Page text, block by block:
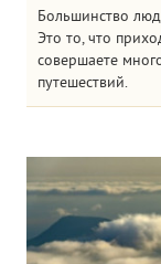
Большинство
Это то, что
совершаете
путешествий.